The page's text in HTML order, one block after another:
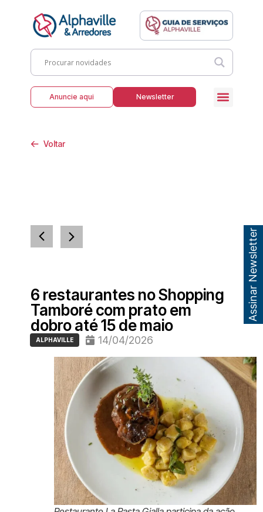
Anuncie aqui Newsletter
Voltar
6 restaurantes no Shopping
Tamboré com prato em
dobro até 15 de maio
ALPHAVILLE 14/04/2026
Assinar Newsletter